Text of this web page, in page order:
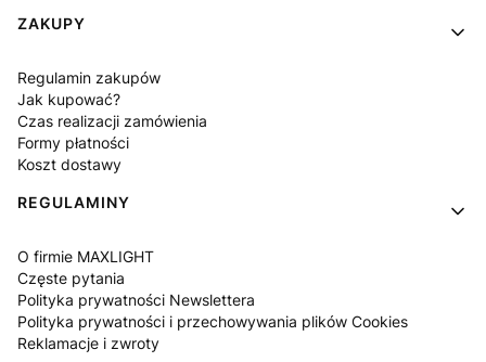
ZAKUPY
Regulamin zakupów
Jak kupować?
Czas realizacji zamówienia
Formy płatności
Koszt dostawy
REGULAMINY
O firmie MAXLIGHT
Częste pytania
Polityka prywatności Newslettera
Polityka prywatności i przechowywania plików Cookies
Reklamacje i zwroty